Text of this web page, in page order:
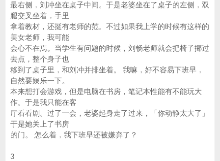
最右侧，刘冲坐在桌子中间。于是老婆坐在了桌子的左侧，双
腿交叉坐着，手里
拿着教材，还挺有老师的范。不过如果我上学的时候有这样的
美女老师，我可能
会心不在焉。当学生有问题的时候，刘畅老师就会把椅子挪过
去点，整个身子也
移到了桌子里，和刘冲并排坐着。 我嘛，好不容易下班早，
自然要娱乐一下。
本来想打会游戏，但是电脑在书房，笔记本性能有不能玩大
作。于是我只能在客
厅看看剧。过了一会，老婆起身走了过来，「你动静太大了」
于是她关上了书房
的门。 怎么着，我下班早还被嫌弃了？
3